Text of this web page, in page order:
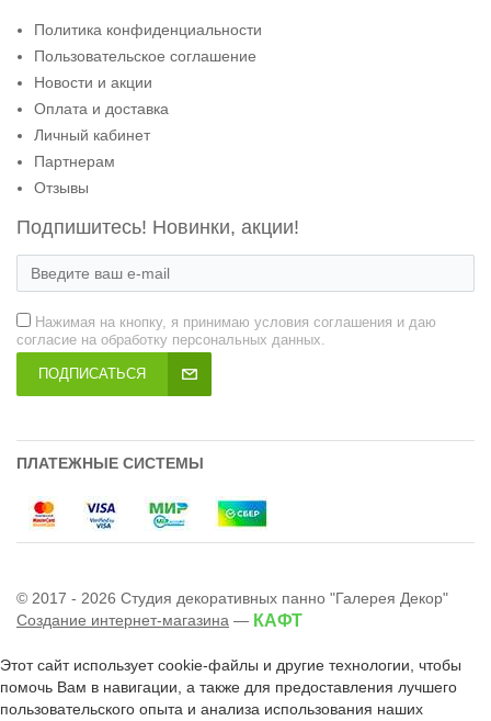
Политика конфиденциальности
Пользовательское соглашение
Новости и акции
Оплата и доставка
Личный кабинет
Партнерам
Отзывы
Подпишитесь! Новинки, акции!
Нажимая на кнопку, я принимаю условия соглашения и даю
согласие на обработку персональных данных.
ПОДПИСАТЬСЯ
ПЛАТЕЖНЫЕ СИСТЕМЫ
© 2017 - 2026 Студия декоративных панно "Галерея Декор"
Создание интернет-магазина — КАФТ
Этот сайт использует cookie-файлы и другие технологии, чтобы
помочь Вам в навигации, а также для предоставления лучшего
пользовательского опыта и анализа использования наших